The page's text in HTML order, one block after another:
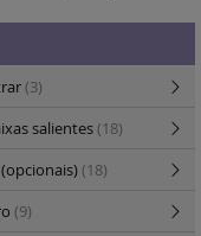
(3)
salientes(18)
(18)
(9)